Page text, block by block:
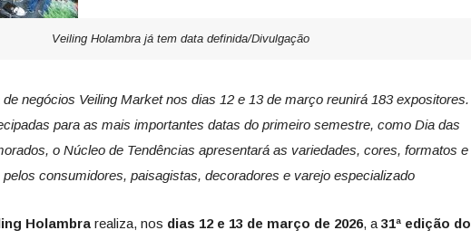
Veiling Holambra já tem data definida/Divulgação
de negócios Veiling Market nos dias 12 e 13 de março reunirá 183 expositores.
para as mais importantes datas do primeiro semestre, como Dia das
o Núcleo de Tendências apresentará as variedades, cores, formatos e
consumidores, paisagistas, decoradores e varejo especializado
Holambra realiza, nos dias 12 e 13 de março de 2026, a 31ª edição do